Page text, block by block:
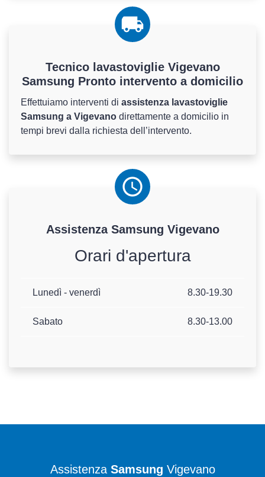
Tecnico lavastoviglie Vigevano
Samsung Pronto intervento a domicilio
Effettuiamo interventi di assistenza lavastoviglie
Samsung a Vigevano direttamente a domicilio in
tempi brevi dalla richiesta dell’intervento.
Assistenza Samsung Vigevano
Orari d'apertura
Lunedì - venerdì 8.30-19.30
Sabato 8.30-13.00
Assistenza Samsung Vigevano